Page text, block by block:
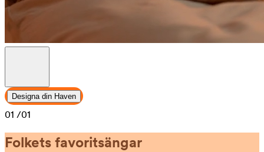
Designa din Haven
01 /01
Folkets favoritsängar